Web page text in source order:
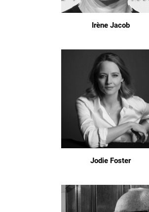
Irène Jacob
Jodie Foster